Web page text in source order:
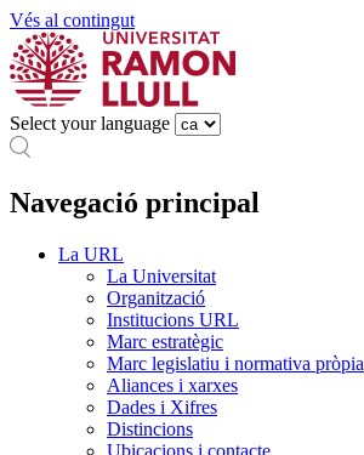
Vés al contingut
Select your language
Navegació principal
La URL
La Universitat
Organització
Institucions URL
Marc estratègic
Marc legislatiu i normativa pròpia
Aliances i xarxes
Dades i Xifres
Distincions
Ubicacions i contacte